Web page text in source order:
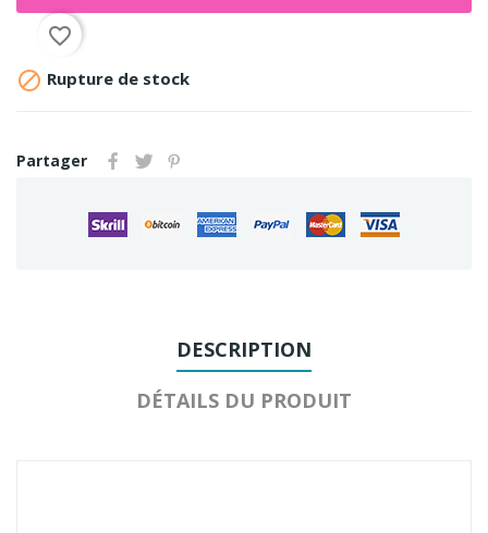
favorite_border
 Rupture de stock
Partager
DESCRIPTION
DÉTAILS DU PRODUIT